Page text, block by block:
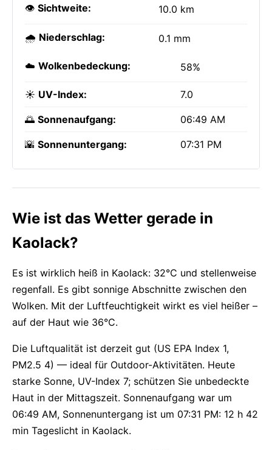
👁️ Sichtweite: 10.0 km
🌧️ Niederschlag: 0.1 mm
☁️ Wolkenbedeckung: 58%
☀️ UV-Index: 7.0
🌅 Sonnenaufgang: 06:49 AM
🌇 Sonnenuntergang: 07:31 PM
Wie ist das Wetter gerade in
Kaolack?
Es ist wirklich heiß in Kaolack: 32°C und stellenweise
regenfall. Es gibt sonnige Abschnitte zwischen den
Wolken. Mit der Luftfeuchtigkeit wirkt es viel heißer –
auf der Haut wie 36°C.
Die Luftqualität ist derzeit gut (US EPA Index 1,
PM2.5 4) — ideal für Outdoor-Aktivitäten. Heute
starke Sonne, UV-Index 7; schützen Sie unbedeckte
Haut in der Mittagszeit. Sonnenaufgang war um
06:49 AM, Sonnenuntergang ist um 07:31 PM: 12 h 42
min Tageslicht in Kaolack.